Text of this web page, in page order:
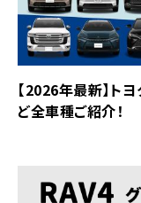
【2026年最新】ト
ど全車種ご紹介！